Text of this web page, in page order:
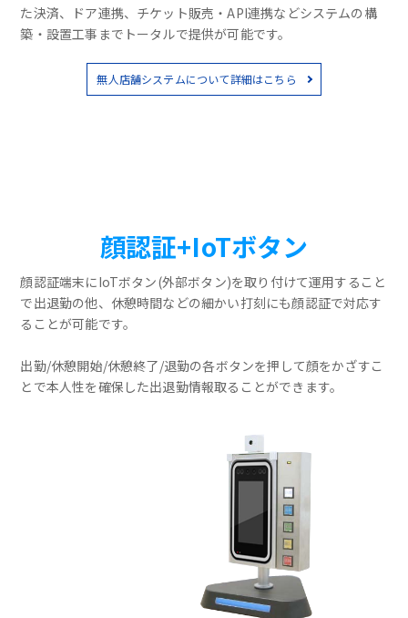
た決済、ドア連携、チケット販売・API連携などシステムの構
築・設置工事までトータルで提供が可能です。
無人店舗システムについて詳細はこちら
顔認証+IoTボタン
顔認証端末にIoTボタン(外部ボタン)を取り付けて運用すること
で出退勤の他、休憩時間などの細かい打刻にも顔認証で対応す
ることが可能です。
出勤/休憩開始/休憩終了/退勤の各ボタンを押して顔をかざすこ
とで本人性を確保した出退勤情報取ることができます。